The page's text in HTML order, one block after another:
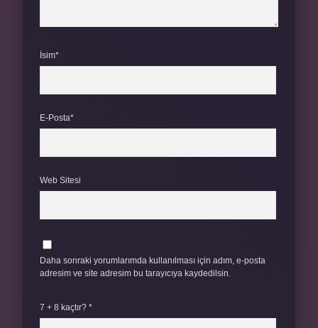
İsim*
E-Posta*
Web Sitesi
Daha sonraki yorumlarımda kullanılması için adım, e-posta
adresim ve site adresim bu tarayıcıya kaydedilsin.
7 + 8 kaçtır? *